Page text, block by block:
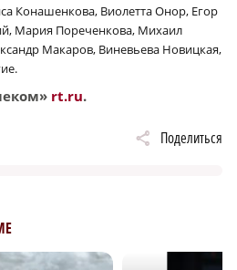
Конашенкова, Виолетта Онор, Егор
Мария Пореченкова, Михаил
Макаров, Виневьева Новицкая,
rt.ru.
Поделиться